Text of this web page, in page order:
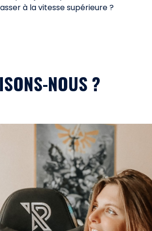
à la vitesse supérieure ?
NOUS ?